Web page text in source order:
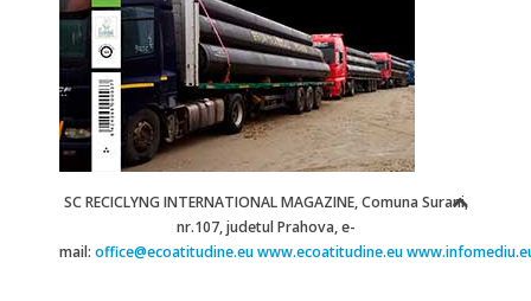
SC RECICLYNG INTERNATIONAL MAGAZINE,Comuna Surani,
nr.107, judetul Prahova,e-
mail: office@ecoatitudine.euwww.ecoatitudine.eu